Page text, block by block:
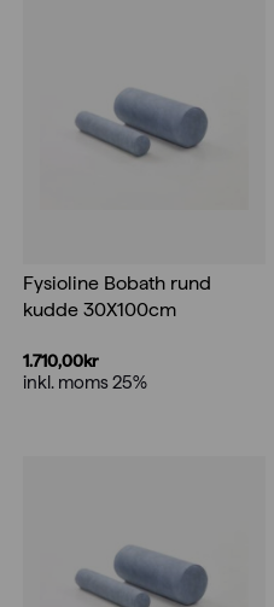
Fysioline Bobath rund
kudde 30X100cm
1.710,00kr
inkl. moms 25%